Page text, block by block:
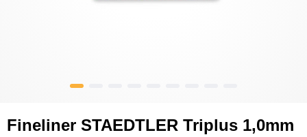
Fineliner STAEDTLER Triplus 1,0mm